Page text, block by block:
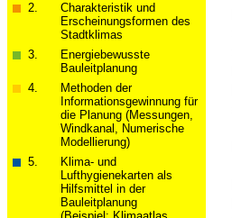
2.
Charakteristik und
Erscheinungsformen des
Stadtklimas
3.
Energiebewusste
Bauleitplanung
4.
Methoden der
Informations­­­gewinnung für
die Planung (Messungen,
Windkanal, Numerische
Modellierung)
5.
Klima- und
Lufthygienekarten als
Hilfsmittel in der
Bauleitplanung